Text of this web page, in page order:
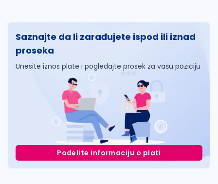
Saznajte da li zarađujete ispod ili iznad
proseka
Unesite iznos plate i pogledajte prosek za vašu poziciju
Podelite informaciju o plati